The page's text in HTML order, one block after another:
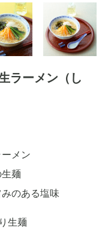
ラーメン（し
メン
麺
のある塩味
生麺